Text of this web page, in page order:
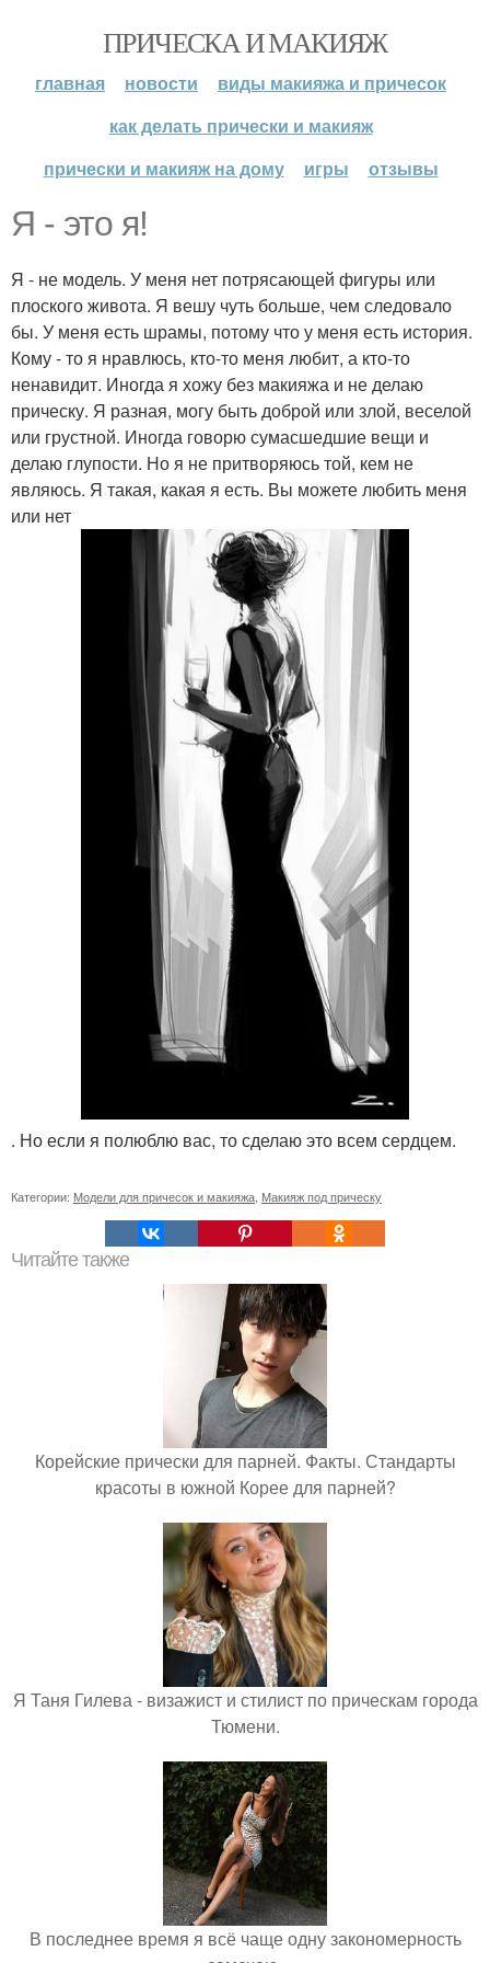
ПРИЧЕСКА И МАКИЯЖ
главная новости
виды макияжа и причесок
как делать прически и макияж
прически и макияж на дому
игры отзывы
Я - это я!
Я - не модель. У меня нет потрясающей фигуры или
плоского живота. Я вешу чуть больше, чем следовало
бы. У меня есть шрамы, потому что у меня есть история.
Кому - то я нравлюсь, кто-то меня любит, а кто-то
ненавидит. Иногда я хожу без макияжа и не делаю
прическу. Я разная, могу быть доброй или злой, веселой
или грустной. Иногда говорю сумасшедшие вещи и
делаю глупости. Но я не притворяюсь той, кем не
являюсь. Я такая, какая я есть. Вы можете любить меня
или нет
. Но если я полюблю вас, то сделаю это всем сердцем.
Категории: Модели для причесок и макияжа, Макияж под прическу
Читайте также
Корейские прически для парней. Факты. Стандарты
красоты в южной Корее для парней?
Я Таня Гилева - визажист и стилист по прическам города
Тюмени.
В последнее время я всё чаще одну закономерность